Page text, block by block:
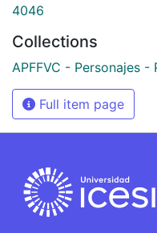
4046
Collections
APFFVC - Personajes -
Full item page